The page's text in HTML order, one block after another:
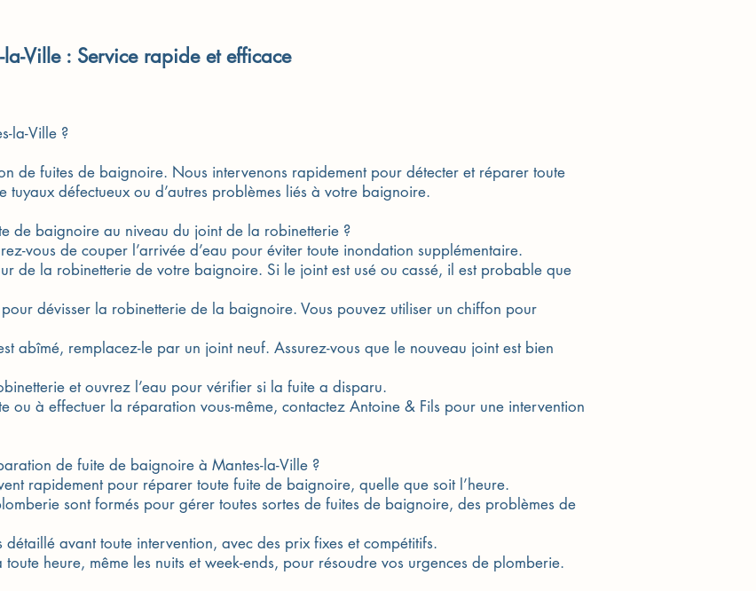
Ville : Service rapide et efficace
la-Ville ?
de fuites de baignoire. Nous intervenons rapidement pour détecter et réparer toute
défectueux ou d’autres problèmes liés à votre baignoire.
de baignoire au niveau du joint de la robinetterie ?
vous de couper l’arrivée d’eau pour éviter toute inondation supplémentaire.
de la robinetterie de votre baignoire. Si le joint est usé ou cassé, il est probable que
dévisser la robinetterie de la baignoire. Vous pouvez utiliser un chiffon pour
abîmé, remplacez-le par un joint neuf. Assurez-vous que le nouveau joint est bien
et ouvrez l’eau pour vérifier si la fuite a disparu.
ou à effectuer la réparation vous-même, contactez Antoine & Fils pour une intervention
de fuite de baignoire à Mantes-la-Ville ?
rapidement pour réparer toute fuite de baignoire, quelle que soit l’heure.
sont formés pour gérer toutes sortes de fuites de baignoire, des problèmes de
détaillé avant toute intervention, avec des prix fixes et compétitifs.
heure, même les nuits et week-ends, pour résoudre vos urgences de plomberie.